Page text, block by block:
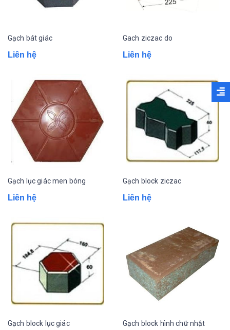
Gạch bát giác
Liên hệ
Gach ziczac do
Liên hệ
Gạch lục giác men bóng
Liên hệ
Gạch block ziczac
Liên hệ
Gạch block lục giác Gạch block hình chữ nhật